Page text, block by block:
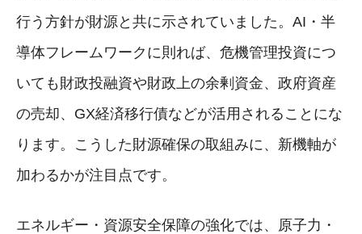
行う方針が財源と共に示されていました。AI・半
導体フレームワークに則れば、危機管理投資につ
いても財政投融資や財政上の余剰資金、政府資産
の売却、GX経済移行債などが活用されることにな
ります。こうした財源確保の取組みに、新機軸が
加わるかが注目点です。
エネルギー・資源安全保障の強化では、原子力・